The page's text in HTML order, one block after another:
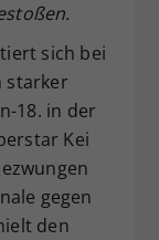
sich bei
starker
18. in der
Kei
gegen
den